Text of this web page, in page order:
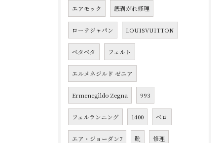
エアモック 底剥がれ修理
ローテジャパン LOUISVUITTON
ベタベタ フェルト
エルメネジルド ゼニア
Ermenegildo Zegna 993
フェルランニング 1400 ベロ
エア・ジョーダン7 靴 修理